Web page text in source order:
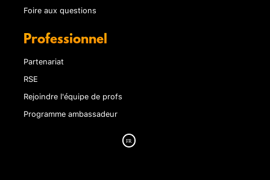
Foire aux questions
Professionnel
Partenariat
RSE
Rejoindre l'équipe de profs
Programme ambassadeur